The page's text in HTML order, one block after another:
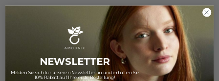
Zu unserer Verpackung
NEWSLETTER
Melden Sie sich für unseren Newsletter an und erhalten Sie
10% Rabatt auf Ihre erste Bestellung!